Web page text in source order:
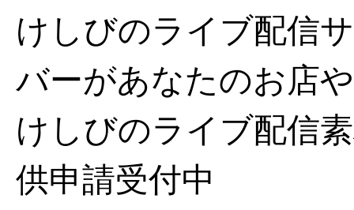
けしびのライブ配信
バーがあなたのお店
けしびのライブ配信
供申請受付中